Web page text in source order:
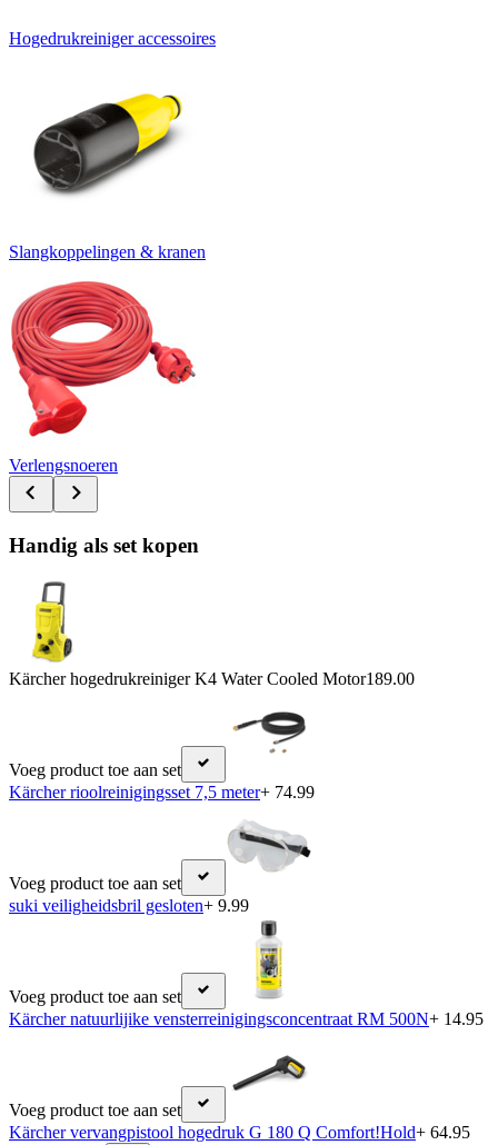
Hogedrukreiniger accessoires
Slangkoppelingen & kranen
Verlengsnoeren
Handig als set kopen
Kärcher hogedrukreiniger K4 Water Cooled Motor189.00
Voeg product toe aan set
Kärcher rioolreinigingsset 7,5 meter+ 74.99
Voeg product toe aan set
suki veiligheidsbril gesloten+ 9.99
Voeg product toe aan set
Kärcher natuurlijike vensterreinigingsconcentraat RM 500N+ 14.95
Voeg product toe aan set
Kärcher vervangpistool hogedruk G 180 Q Comfort!Hold+ 64.95